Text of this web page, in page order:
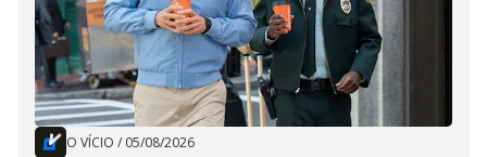
O VÍCIO / 05/08/2026